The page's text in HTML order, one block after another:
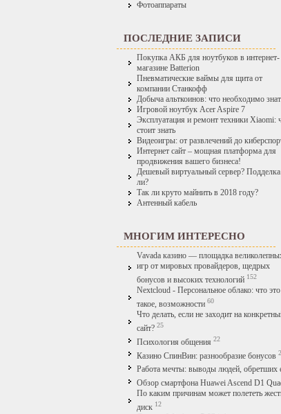
Фотоаппараты
ПОСЛЕДНИЕ ЗАПИСИ
Покупка АКБ для ноутбуков в интернет-
магазине Batterion
Пневматические ваймы для щита от
компании Станкофф
Добыча альткоинов: что необходимо
Игровой ноутбук Acer Aspire 7
Эксплуатация и ремонт техники Xiaomi:
стоит знать
Видеоигры: от развлечений до
Интернет сайт – мощная платформа для
продвижения вашего бизнеса!
Дешевый виртуальный сервер?
ли?
Так ли круто майнить в 2018 году?
Антенный кабель
МНОГИМ ИНТЕРЕСНО
Vavada казино — площадка
игр от мировых провайдеров, щедрых
бонусов и высоких технологий 152
Nextcloud - Персональное облако: что это
такое, возможности 60
Что делать, если не заходит на
сайт? 25
Психология общения 22
Казино СпинВин: разнообразие бонусов
Работа мечты: выводы людей, обретших
Обзор смартфона Huawei Ascend D1
По каким причинам может полететь
диск 12